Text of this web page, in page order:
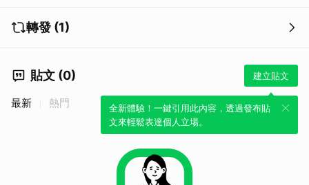
轉發 (1)
貼文 (0) 建立貼文
全新體驗！一鍵引用此內容，透過發布貼
文來輕鬆表達個人立場。
最新 熱門